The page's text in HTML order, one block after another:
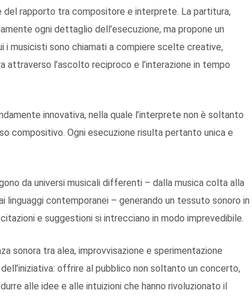
del rapporto tra compositore e interprete. La partitura,
ogni dettaglio dell’esecuzione, ma propone un
i musicisti sono chiamati a compiere scelte creative,
l’ascolto reciproco e l’interazione in tempo
innovativa, nella quale l’interprete non è soltanto
compositivo. Ogni esecuzione risulta pertanto unica e
da universi musicali differenti – dalla musica colta alla
linguaggi contemporanei – generando un tessuto sonoro in
e suggestioni si intrecciano in modo imprevedibile.
sonora tra alea, improvvisazione e sperimentazione
offrire al pubblico non soltanto un concerto,
alle idee e alle intuizioni che hanno rivoluzionato il